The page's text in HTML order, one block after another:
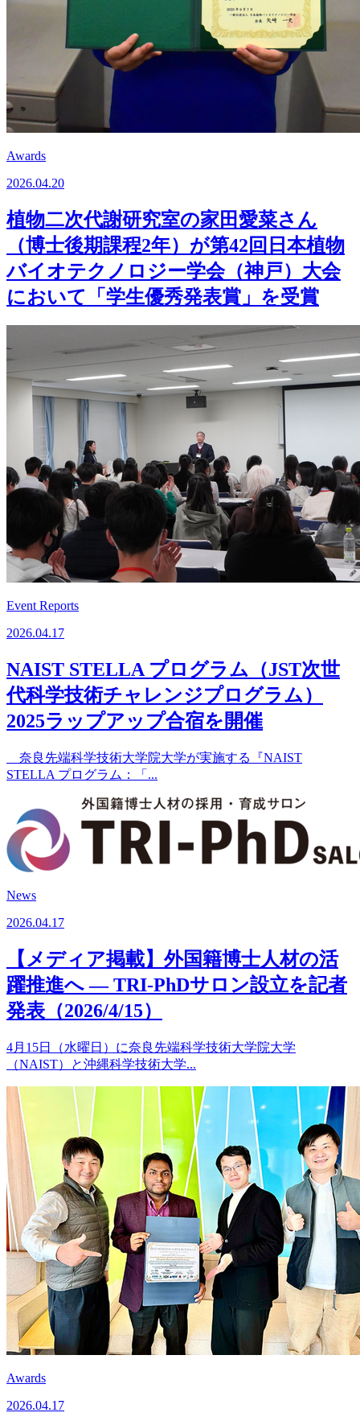
Awards
2026.04.20
植物二次代謝研究室の家田愛菜さん
（博士後期課程2年）が第42回日本植物
バイオテクノロジー学会（神戸）大会
において「学生優秀発表賞」を受賞
Event Reports
2026.04.17
NAIST STELLA プログラム（JST次世
代科学技術チャレンジプログラム）
2025ラップアップ合宿を開催
奈良先端科学技術大学院大学が実施する『NAIST
STELLA プログラム：「...
News
2026.04.17
【メディア掲載】外国籍博士人材の活
躍推進へ ― TRI-PhDサロン設立を記者
発表（2026/4/15）
4月15日（水曜日）に奈良先端科学技術大学院大学
（NAIST）と沖縄科学技術大学...
Awards
2026.04.17